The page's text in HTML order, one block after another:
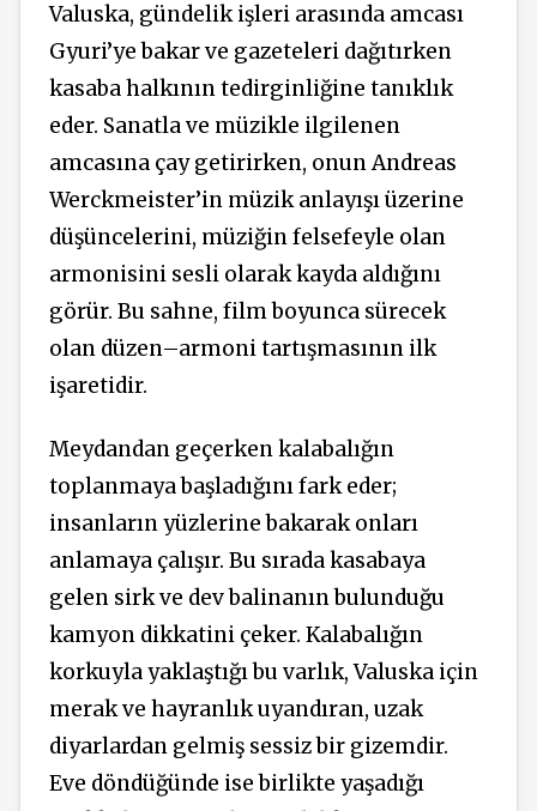
Valuska, gündelik işleri arasında amcası
Gyuri’ye bakar ve gazeteleri dağıtırken
kasaba halkının tedirginliğine tanıklık
eder. Sanatla ve müzikle ilgilenen
amcasına çay getirirken, onun Andreas
Werckmeister’in müzik anlayışı üzerine
düşüncelerini, müziğin felsefeyle olan
armonisini sesli olarak kayda aldığını
görür. Bu sahne, film boyunca sürecek
olan düzen–armoni tartışmasının ilk
işaretidir.
Meydandan geçerken kalabalığın
toplanmaya başladığını fark eder;
insanların yüzlerine bakarak onları
anlamaya çalışır. Bu sırada kasabaya
gelen sirk ve dev balinanın bulunduğu
kamyon dikkatini çeker. Kalabalığın
korkuyla yaklaştığı bu varlık, Valuska için
merak ve hayranlık uyandıran, uzak
diyarlardan gelmiş sessiz bir gizemdir.
Eve döndüğünde ise birlikte yaşadığı